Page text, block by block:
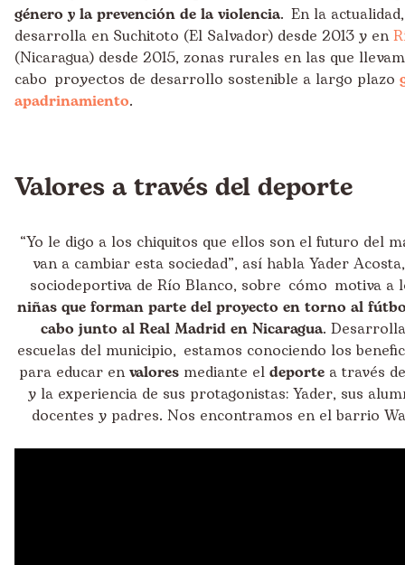
género y la prevención de la violencia. En la
desarrolla en Suchitoto (El Salvador) desde 2013 y en
(Nicaragua) desde 2015, zonas rurales en las que
cabo proyectos de desarrollo sostenible a largo plazo
apadrinamiento.
Valores a través del deporte
“Yo le digo a los chiquitos que ellos son el futuro del
van a cambiar esta sociedad”, así habla Yader
sociodeportiva de Río Blanco, sobre cómo motiva a
niñas que forman parte del proyecto en torno al
cabo junto al Real Madrid en Nicaragua.
escuelas del municipio, estamos conociendo los
para educar envaloresmediante el deportea través
y la experiencia de sus protagonistas: Yader, sus
docentes y padres. Nos encontramos en el barrio